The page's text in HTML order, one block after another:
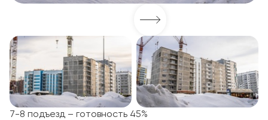
7-8 подъезд – готовность 45%